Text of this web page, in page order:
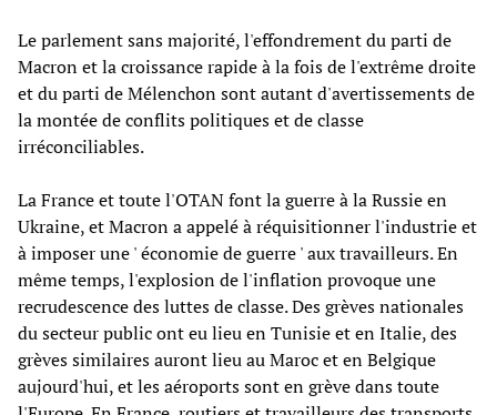
Le parlement sans majorité, l'effondrement du parti de
Macron et la croissance rapide à la fois de l'extrême droite
et du parti de Mélenchon sont autant d'avertissements de
la montée de conflits politiques et de classe
irréconciliables.
La France et toute l'OTAN font la guerre à la Russie en
Ukraine, et Macron a appelé à réquisitionner l'industrie et
à imposer une ' économie de guerre ' aux travailleurs. En
même temps, l'explosion de l'inflation provoque une
recrudescence des luttes de classe. Des grèves nationales
du secteur public ont eu lieu en Tunisie et en Italie, des
grèves similaires auront lieu au Maroc et en Belgique
aujourd'hui, et les aéroports sont en grève dans toute